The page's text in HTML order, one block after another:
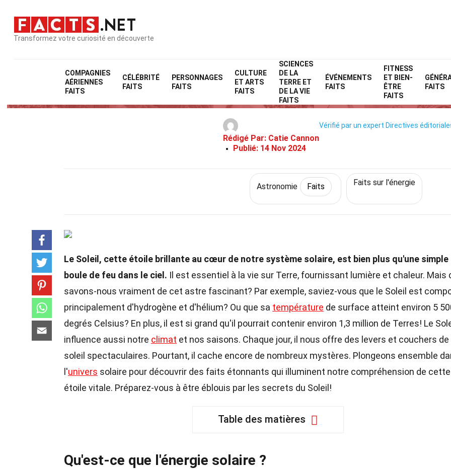
Transformez votre curiosité en découverte
COMPAGNIES
AÉRIENNES
FAITS
CÉLÉBRITÉ
FAITS
PERSONNAGES
FAITS
CULTURE
ET ARTS
FAITS
SCIENCES
DE LA
TERRE ET
DE LA VIE
FAITS
ÉVÉNEMENTS
FAITS
FITNESS
ET BIEN-
ÊTRE
FAITS
FAITS
Home Technologie et sciences Astronomie
25 Faits Sur Solaire
Rédigé Par: Catie Cannon
Publié: 14 Nov 2024
Vérifié par un expert Directives
Astronomie Faits Faits sur l'énergie
Le Soleil, cette étoile brillante au cœur de notre système solaire, est bien plus qu'une simple
boule de feu dans le ciel. Il est essentiel à la vie sur Terre, fournissant lumière et chaleur. Mais
savons-nous vraiment de cet astre fascinant? Par exemple, saviez-vous que le Soleil est
principalement d'hydrogène et d'hélium? Ou que sa température de surface atteint environ 5
degrés Celsius? En plus, il est si grand qu'il pourrait contenir environ 1,3 million de Terres! Le
influence aussi notre climat et nos saisons. Chaque jour, il nous offre des levers et couchers de
soleil spectaculaires. Pourtant, il cache encore de nombreux mystères. Plongeons ensemble
l'univers solaire pour découvrir des faits étonnants qui illuminent notre compréhension de cette
étoile vitale. Préparez-vous à être éblouis par les secrets du Soleil!
Table des matières
Qu'est-ce que l'énergie solaire ?